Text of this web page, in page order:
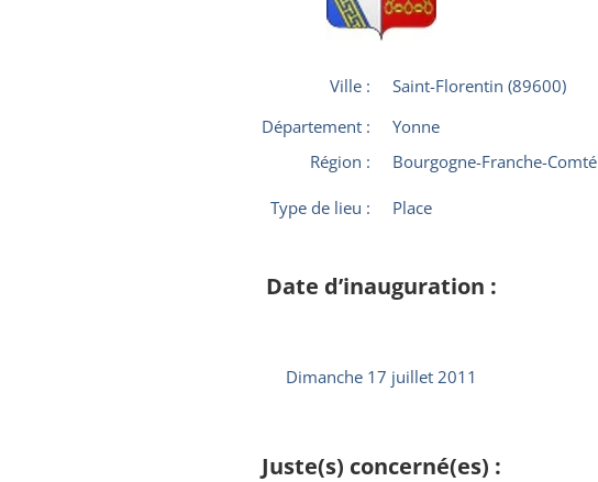
Ville :
Saint-Florentin (89600)
Département :
Yonne
Région :
Bourgogne-Franche-Comté
Type de lieu : Place
Date d’inauguration :
Dimanche 17 juillet 2011
Juste(s) concerné(es) :